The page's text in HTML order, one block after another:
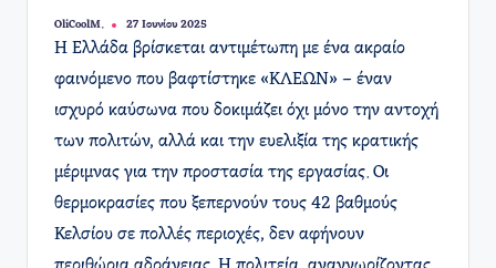
Συγγραφέας:
OliCoolM. 27 Ιουνίου 2025
Η Ελλάδα βρίσκεται αντιμέτωπη με ένα ακραίο
φαινόμενο που βαφτίστηκε «ΚΛΕΩΝ» – έναν
ισχυρό καύσωνα που δοκιμάζει όχι μόνο την αντοχή
των πολιτών, αλλά και την ευελιξία της κρατικής
μέριμνας για την προστασία της εργασίας. Οι
θερμοκρασίες που ξεπερνούν τους 42 βαθμούς
Κελσίου σε πολλές περιοχές, δεν αφήνουν